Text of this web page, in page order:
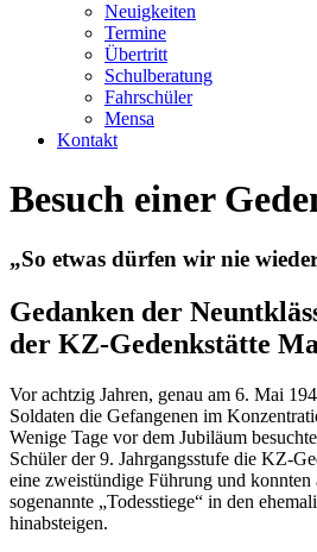
Neuigkeiten
Termine
Übertritt
Schulberatung
Fahrschüler
Mensa
Kontakt
Besuch einer
„So etwas dürfen wir nie
Gedanken der
der KZ-Gedenkstätte
Vor achtzig Jahren, genau am 6. Mai
Soldaten die Gefangenen im
Wenige Tage vor dem Jubiläum
Schüler der 9. Jahrgangsstufe die KZ-
eine zweistündige Führung und konnten
sogenannte „Todesstiege“ in den
hinabsteigen.